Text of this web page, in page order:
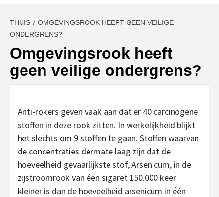
THUIS
OMGEVINGSROOK HEEFT GEEN VEILIGE
ONDERGRENS?
Omgevingsrook heeft
geen veilige ondergrens?
Anti-rokers geven vaak aan dat er 40 carcinogene
stoffen in deze rook zitten. In werkelijkheid blijkt
het slechts om 9 stoffen te gaan. Stoffen waarvan
de concentraties dermate laag zijn dat de
hoeveelheid gevaarlijkste stof, Arsenicum, in de
zijstroomrook van één sigaret 150.000 keer
kleiner is dan de hoeveelheid arsenicum in één